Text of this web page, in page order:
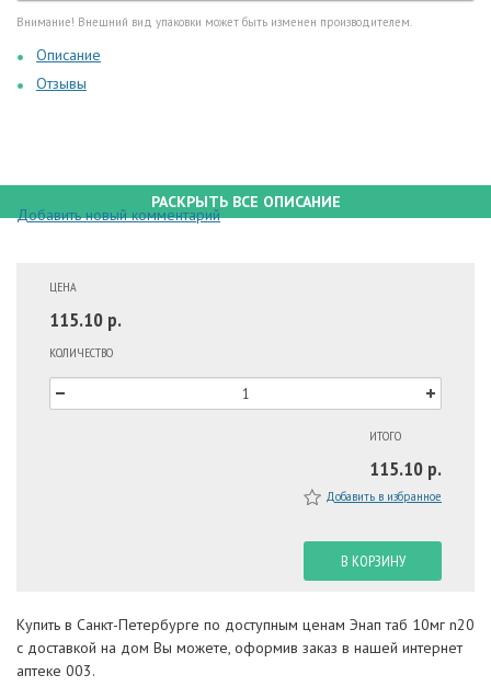
Внимание! Внешний вид упаковки может быть изменен производителем.
Описание
Отзывы
РАСКРЫТЬ ВСЕ ОПИСАНИЕ
Добавить новый комментарий
ЦЕНА
115.10 р.
КОЛИЧЕСТВО
ИТОГО
115.10 р.
Добавить в избранное
В КОРЗИНУ
Купить в Санкт-Петербурге по доступным ценам Энап таб 10мг n20
с доставкой на дом Вы можете, оформив заказ в нашей интернет
аптеке 003.